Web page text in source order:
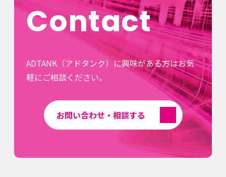
Contact
ADTANK（アドタンク）に興味がある方はお気
軽にご相談ください。
お問い合わせ・相談する